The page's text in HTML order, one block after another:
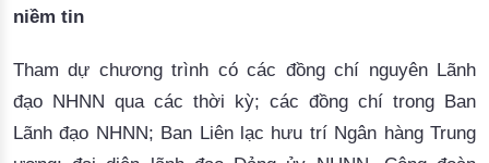
niềm tin
Tham dự chương trình có các đồng chí nguyên Lãnh
đạo NHNN qua các thời kỳ; các đồng chí trong Ban
Lãnh đạo NHNN; Ban Liên lạc hưu trí Ngân hàng Trung